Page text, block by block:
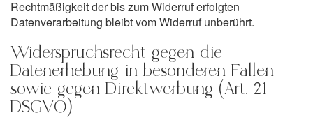
Rechtmäßigkeit der bis zum Widerruf erfolgten
Datenverarbeitung bleibt vom Widerruf unberührt.
Widerspruchsrecht gegen die
Datenerhebung in besonderen Fällen
sowie gegen Direktwerbung (Art. 21
DSGVO)